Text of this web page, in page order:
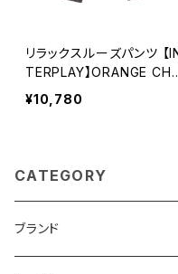
リラックスルーズパンツ 【
TERPLAY】ORANGE CHE
CK(67)
¥10,780
CATEGORY
ブランド